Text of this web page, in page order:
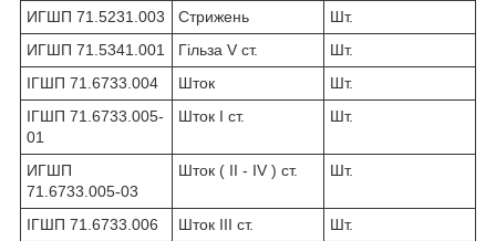
ИГШП 71.5231.003 Стрижень
Шт.
ИГШП 71.5341.001
Гільза V ст.
Шт.
ІГШП 71.6733.004
Шток
Шт.
ІГШП 71.6733.005-
01
Шток I ст. Шт.
ИГШП
71.6733.005-03
Шток ( II - IV ) ст. Шт.
ІГШП 71.6733.006 Шток III ст.
Шт.